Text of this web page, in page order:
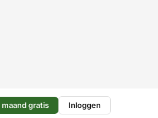
maand gratis Inloggen